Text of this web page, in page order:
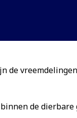
de
de